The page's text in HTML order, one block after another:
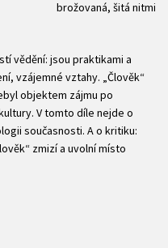
brožovaná, šitá nitmi
vědění: jsou praktikami a
vzájemné vztahy. „Člověk“
objektem zájmu po
V tomto díle nejde o
současnosti. A o kritiku:
zmizí a uvolní místo